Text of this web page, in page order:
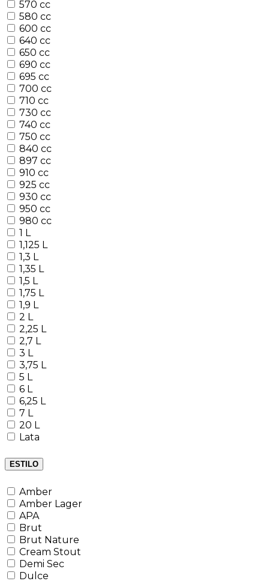
570 cc
580 cc
600 cc
640 cc
650 cc
690 cc
695 cc
700 cc
710 cc
730 cc
740 cc
750 cc
840 cc
897 cc
910 cc
925 cc
930 cc
950 cc
980 cc
1 L
1,125 L
1,3 L
1,35 L
1,5 L
1,75 L
1,9 L
2 L
2,25 L
2,7 L
3 L
3,75 L
5 L
6 L
6,25 L
7 L
20 L
Lata
ESTILO
Amber
Amber Lager
APA
Brut
Brut Nature
Cream Stout
Demi Sec
Dulce